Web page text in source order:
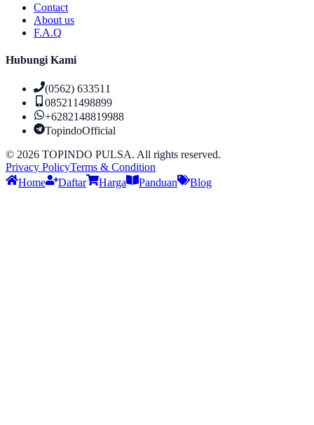
Contact
About us
F.A.Q
Hubungi Kami
(0562) 633511
085211498899
+6282148819988
TopindoOfficial
© 2026 TOPINDO PULSA. All rights reserved.
Privacy PolicyTerms & Condition
Home
Daftar Harga Panduan Blog